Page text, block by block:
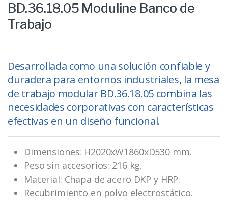
BD.36.18.05 Moduline Banco de
Trabajo
Desarrollada como una solución confiable y
duradera para entornos industriales, la mesa
de trabajo modular BD.36.18.05 combina las
necesidades corporativas con características
efectivas en un diseño funcional.
Dimensiones: H2020xW1860xD530 mm.
Peso sin accesorios: 216 kg.
Material: Chapa de acero DKP y HRP.
Recubrimiento en polvo electrostático.